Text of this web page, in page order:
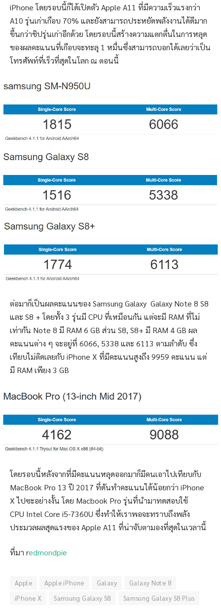
iPhone โดยรอบนี้ก็ได้เปิดตัว Apple A11 ที่มีความเร็วแรงกว่า
A10 รุ่นเก่าเกือบ 70% และยังสามารถประหยัดพลังงานได้ดีมาก
ขึ้นกว่าชิปรุ่นเก่าอีกด้วย โดยรอบนี้สร้างความแตกตื่นในการหลุด
ของผลคะแนนที่เกือบจะทะลุ 1 หมื่นซึ่งสามารถบอกได้เลยว่าเป็น
โทรศัพท์ที่เร็วที่สุดในโลก ณ ตอนนี้
ต่อมาก็เป็นผลคะแนนของ Samsung Galaxy Galaxy Note 8 S8
และ S8 + โดยทั้ง 3 รุ่นมี CPU ที่เหมือนกัน แต่จะมี RAM ที่ไม่
เท่ากัน Note 8 มี RAM 6 GB ส่วน S8, S8+ มี RAM 4 GB ผล
คะแนนต่าง ๆ จะอยู่ที่ 6066, 5338 และ 6113 ตามลำดับ ซึ่ง
เทียบไม่ติดเลยกับ iPhone X ที่มีคะแนนสูงถึง 9959 คะแนน แต่
มี RAM เพียง 3 GB
โดยรอบนี้หลังจากที่มีคะแนนหลุดออกมาก็มีคนเอาไปเทียบกับ
MacBook Pro 13 ปี 2017 ที่ดันทำคะแนนได้น้อยกว่า iPhone
X ไปซะอย่างงั้น โดย Macbook Pro รุ่นที่นำมาทดสอบใช้
CPU Intel Core i5-7360U ซึ่งทำให้เราพอจะทราบถึงพลัง
ประมวลผลสุดแรงของ Apple A11 ที่น่าจับตามองที่สุดในเวลานี้
ที่มา redmondpie
Apple Apple iPhone Galaxy
Galaxy Note 8
iPhone X
Samsung Galaxy S8 Samsung Galaxy S8 Plus